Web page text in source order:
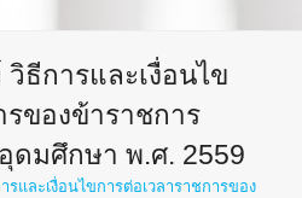
ธีการและเงื่อนไข
รของข้าราชการ
ดมศึกษา พ.ศ. 2559
และเงื่อนไขการต่อเวลาราชการของ